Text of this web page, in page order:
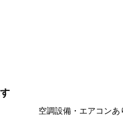
空調設備・エアコンあ